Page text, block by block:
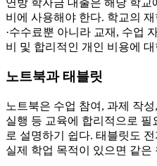
비에 사용해야 한다. 학교의
·수수료뿐 아니라 교재, 수업
비 및 합리적인 개인 비용에
노트북과 태블릿
노트북은 수업 참여, 과제 작
실행 등 교육에 합리적으로
로 설명하기 쉽다. 태블릿도
실제 학업 목적이 있으면 같은